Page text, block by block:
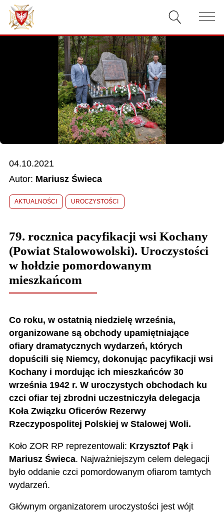
AKTUALNOŚCI
DOKUMENTY
RELACJE FILMOWE
KONKURSY
04.10.2021
Autor: Mariusz Świeca
AKTUALNOŚCI UROCZYSTOŚCI
79. rocznica pacyfikacji wsi Kochany
(Powiat Stalowowolski). Uroczystości
w hołdzie pomordowanym
mieszkańcom
Co roku, w ostatnią niedzielę września,
organizowane są obchody upamiętniające
ofiary dramatycznych wydarzeń, których
dopuścili się Niemcy, dokonując pacyfikacji wsi
Kochany i mordując ich mieszkańców 30
września 1942 r. W uroczystych obchodach ku
czci ofiar tej zbrodni uczestniczyła delegacja
Koła Związku Oficerów Rezerwy
Rzeczypospolitej Polskiej w Stalowej Woli.
Koło ZOR RP reprezentowali: Krzysztof Pąki
Mariusz Świeca. Najważniejszym celem delegacji
było oddanie czci pomordowanym ofiarom tamtych
wydarzeń.
Głównym organizatorem uroczystości jest wójt